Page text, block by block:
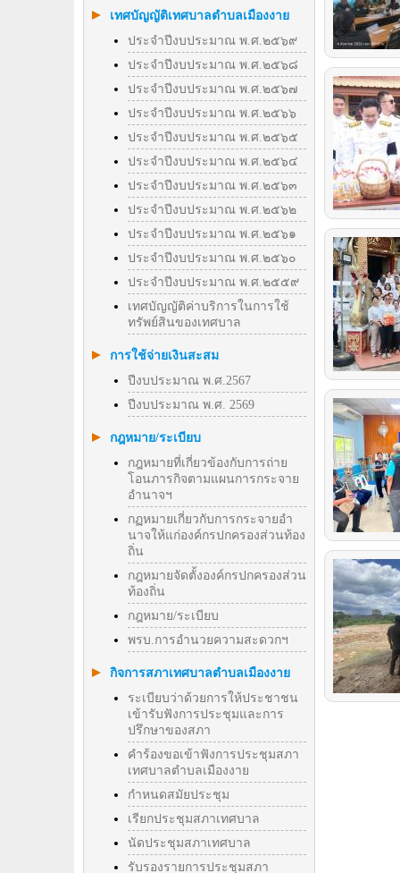
เทศบัญญัติเทศบาลตำบลเมืองงาย
ประจำปีงบประมาณ พ.ศ.๒๕๖๙
ประจำปีงบประมาณ พ.ศ.๒๕๖๘
ประจำปีงบประมาณ พ.ศ.๒๕๖๗
ประจำปีงบประมาณ พ.ศ.๒๕๖๖
ประจำปีงบประมาณ พ.ศ.๒๕๖๕
ประจำปีงบประมาณ พ.ศ.๒๕๖๔
ประจำปีงบประมาณ พ.ศ.๒๕๖๓
ประจำปีงบประมาณ พ.ศ.๒๕๖๒
ประจำปีงบประมาณ พ.ศ.๒๕๖๑
ประจำปีงบประมาณ พ.ศ.๒๕๖๐
ประจำปีงบประมาณ พ.ศ.๒๕๕๙
เทศบัญญัติค่าบริการในการใช้
ทรัพย์สินของเทศบาล
การใช้จ่ายเงินสะสม
ปีงบประมาณ พ.ศ.2567
ปีงบประมาณ พ.ศ. 2569
กฎหมาย/ระเบียบ
กฎหมายที่เกี่ยวข้องกับการถ่าย
โอนภารกิจตามแผนการกระจาย
อำนาจฯ
กฏหมายเกี่ยวกับการกระจายอำ
นาจให้แก่องค์กรปกครองส่วนท้อง
ถิ่น
กฎหมายจัดตั้งองค์กรปกครองส่วน
ท้องถิ่น
กฎหมาย/ระเบียบ
พรบ.การอำนวยความสะดวกฯ
กิจการสภาเทศบาลตำบลเมืองงาย
ระเบียบว่าด้วยการให้ประชาชน
เข้ารับฟังการประชุมและการ
ปรึกษาของสภา
คำร้องขอเข้าฟังการประชุมสภา
เทศบาลตำบลเมืองงาย
กำหนดสมัยประชุม
เรียกประชุมสภาเทศบาล
นัดประชุมสภาเทศบาล
รับรองรายการประชุมสภา